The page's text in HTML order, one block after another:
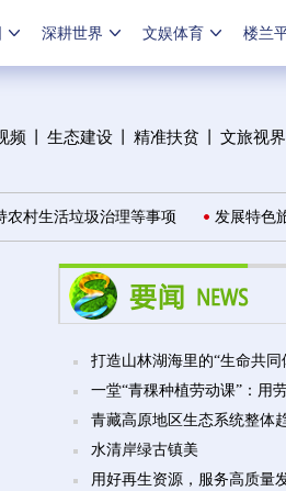
深耕世界 文娱体育 楼兰
频 生态建设 精准扶贫 文旅视界
村生活垃圾治理等事项 发展特色旅
打造山林湖海里的“生命共同
一堂“青稞种植劳动课”：用
青藏高原地区生态系统整体
水清岸绿古镇美
用好再生资源，服务高质量